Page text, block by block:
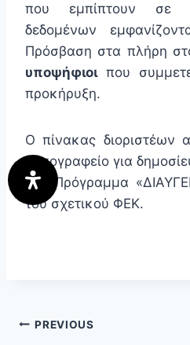
που εμπίπτουν σε
δεδομένων
Πρόσβαση στα πλήρη
υποψήφιοιπου
προκήρυξη.
Ο πίνακας διοριστέων
Τυπογραφείο για
στο Πρόγραμμα
του σχετικού ΦΕΚ.
PREVIOUS